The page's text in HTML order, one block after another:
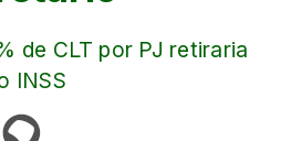
de CLT por PJ retiraria
INSS